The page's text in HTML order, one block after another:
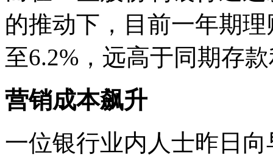
的推动下，目前一年期
至6.2%，远高于同期存
营销成本飙升
一位银行业内人士昨日